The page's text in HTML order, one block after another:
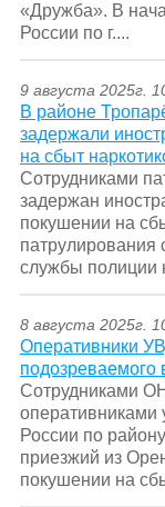
«Дружба». В
России по г....
9 августа 2025г.
В районе
задержали
на сбыт
Сотрудниками
задержан
покушении на
патрулирования
службы полиции
8 августа 2025г.
Оперативники
подозреваемого
Сотрудниками
оперативниками
России по
приезжий из
покушении на